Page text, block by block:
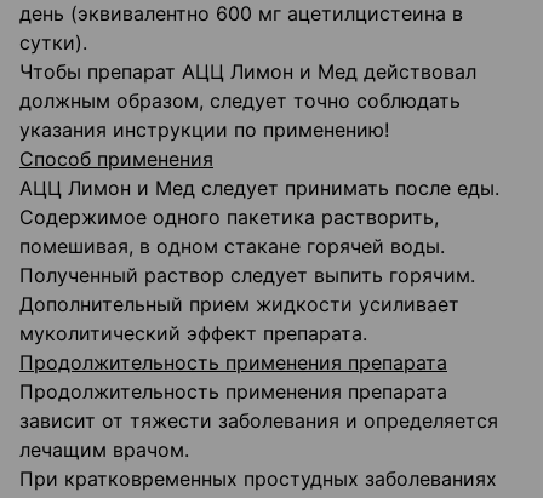
день (эквивалентно 600 мг ацетилцистеина в
сутки).
Чтобы препарат АЦЦ Лимон и Мед действовал
должным образом, следует точно соблюдать
указания инструкции по применению!
Способ применения
АЦЦ Лимон и Мед следует принимать после еды.
Содержимое одного пакетика растворить,
помешивая, в одном стакане горячей воды.
Полученный раствор следует выпить горячим.
Дополнительный прием жидкости усиливает
муколитический эффект препарата.
Продолжительность применения препарата
Продолжительность применения препарата
зависит от тяжести заболевания и определяется
лечащим врачом.
При кратковременных простудных заболеваниях